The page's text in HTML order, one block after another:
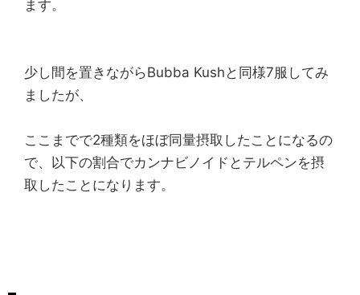
ます。
少し間を置きながらBubba Kushと同様7服してみ
ましたが、
ここまでで2種類をほぼ同量摂取したことになるの
で、以下の割合でカンナビノイドとテルペンを摂
取したことになります。